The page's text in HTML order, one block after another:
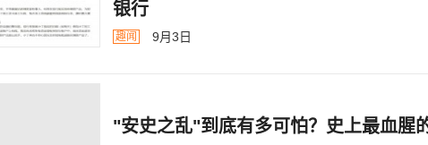
银行
趣闻 9月3日
"安史之乱"到底有多可怕？史上最血腥